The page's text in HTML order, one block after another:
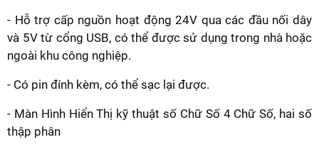
- Hỗ trợ cấp nguồn hoạt động 24V qua các đầu nối dây
và 5V từ cổng USB, có thể được sử dụng trong nhà hoặc
ngoài khu công nghiệp.
- Có pin đính kèm, có thể sạc lại được.
- Màn Hình Hiển Thị kỹ thuật số Chữ Số 4 Chữ Số, hai số
thập phân